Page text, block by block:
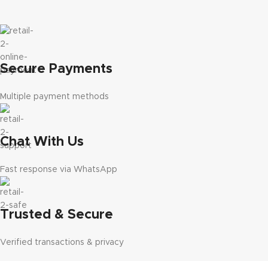
Secure Payments
Multiple payment methods
Chat With Us
Fast response via WhatsApp
Trusted & Secure
Verified transactions & privacy